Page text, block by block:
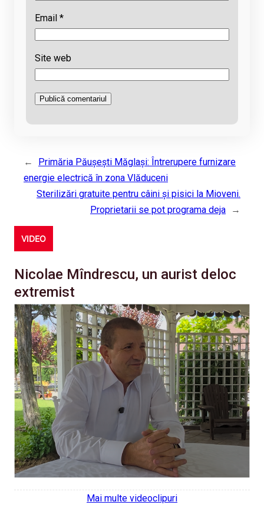
Email *
Site web
←
Primăria Păușești Măglași: Întrerupere furnizare
energie electrică în zona Vlăduceni
Sterilizări gratuite pentru câini și pisici la Mioveni.
Proprietarii se pot programa deja
→
VIDEO
Nicolae Mîndrescu, un aurist deloc
extremist
Mai multe videoclipuri